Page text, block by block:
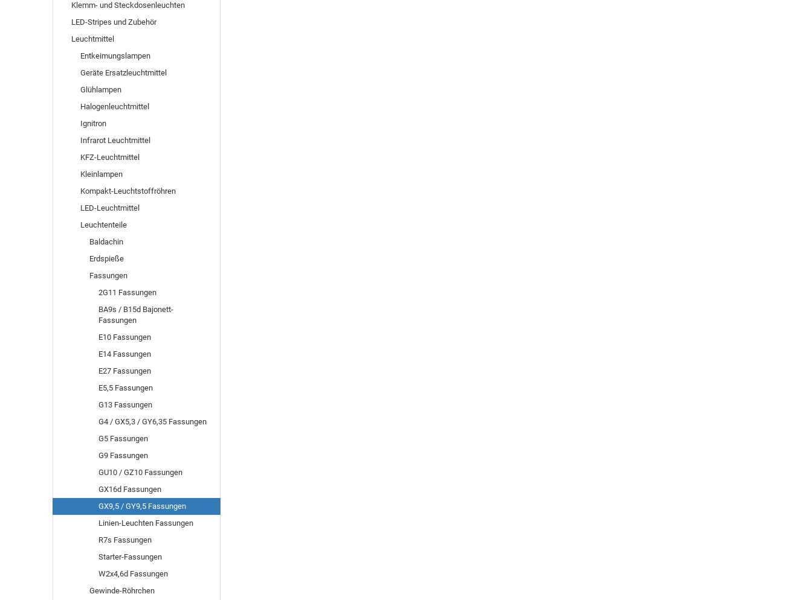
Klemm- und Steckdosenleuchten
LED-Stripes und Zubehör
Leuchtmittel
Entkeimungslampen
Geräte Ersatzleuchtmittel
Glühlampen
Halogenleuchtmittel
Ignitron
Infrarot Leuchtmittel
KFZ-Leuchtmittel
Kleinlampen
Kompakt-Leuchtstoffröhren
LED-Leuchtmittel
Leuchtenteile
Baldachin
Erdspieße
Fassungen
2G11 Fassungen
BA9s / B15d Bajonett-
Fassungen
E10 Fassungen
E14 Fassungen
E27 Fassungen
E5,5 Fassungen
G13 Fassungen
G4 / GX5,3 / GY6,35 Fassungen
G5 Fassungen
G9 Fassungen
GU10 / GZ10 Fassungen
GX16d Fassungen
GX9,5 / GY9,5 Fassungen
Linien-Leuchten Fassungen
R7s Fassungen
Starter-Fassungen
W2x4,6d Fassungen
Gewinde-Röhrchen